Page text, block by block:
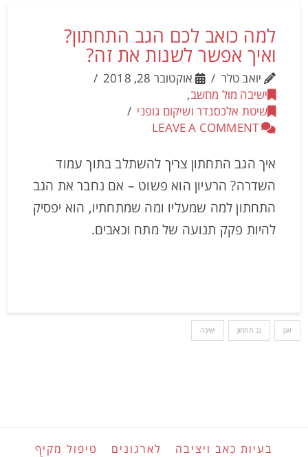
למה כואב לכם הגב התחתון?
ואיך אפשר לשנות את זה?
יואב טלר
אוקטובר 28, 2018
ישיבה מול מחשב,
שיטת אלכסנדר ושיקום גופני
LEAVE A COMMENT
איך הגב התחתון צריך להשתלב בתוך עמוד
השדרה? הרעיון הוא פשוט – אם נחבר את הגב
התחתון למה שמעליו ומה שמתחתיו, הוא יפסיק
להיות פקק תנועה של מתח וכאבים.
אגן גב תחתון ישיבה
בעיות כאב ויציבה לארגונים
טיפול מקיף